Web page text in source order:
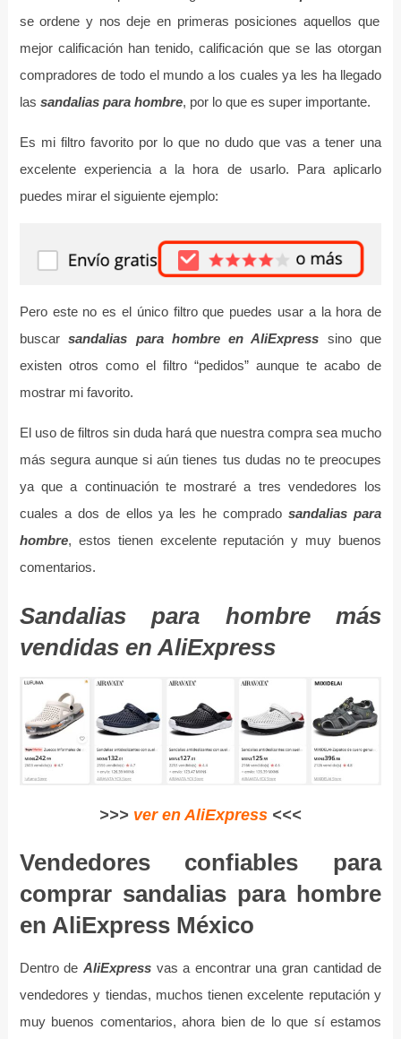
se ordene y nos deje en primeras posiciones aquellos que
mejor calificación han tenido, calificación que se las otorgan
compradores de todo el mundo a los cuales ya les ha llegado
las sandalias para hombre, por lo que es super importante.
Es mi filtro favorito por lo que no dudo que vas a tener una
excelente experiencia a la hora de usarlo. Para aplicarlo
puedes mirar el siguiente ejemplo:
Pero este no es el único filtro que puedes usar a la hora de
buscarsandalias para hombre en AliExpress sino que
existen otros como el filtro “pedidos” aunque te acabo de
mostrar mi favorito.
El uso de filtros sin duda hará que nuestra compra sea mucho
más segura aunque si aún tienes tus dudas no te preocupes
ya que a continuación te mostraré a tres vendedores los
cuales a dos de ellos ya les he compradosandalias para
hombre, estos tienen excelente reputación y muy buenos
comentarios.
Sandalias para hombre más
vendidas en AliExpress
>>> ver en AliExpress<<<
Vendedores confiables para
comprar sandalias para hombre
en AliExpress México
Dentro deAliExpress vas a encontrar una gran cantidad de
vendedores y tiendas, muchos tienen excelente reputación y
muy buenos comentarios, ahora bien de lo que sí estamos